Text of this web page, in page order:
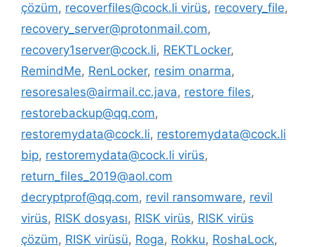
çözüm, recoverfiles@cock.li virüs, recovery_file,
recovery_server@protonmail.com,
recovery1server@cock.li, REKTLocker,
RemindMe, RenLocker, resim onarma,
resoresales@airmail.cc.java, restore files,
restorebackup@qq.com,
restoremydata@cock.li, restoremydata@cock.li
bip, restoremydata@cock.li virüs,
return_files_2019@aol.com
decryptprof@qq.com, revil ransomware, revil
virüs, RISK dosyası, RISK virüs, RISK virüs
çözüm, RISK virüsü, Roga, Rokku, RoshaLock,